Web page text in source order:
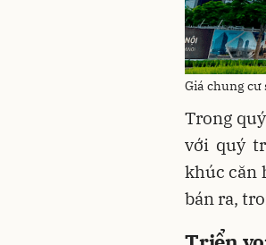
Giá chung cư
Trong
với quý
khúc căn
bán ra,